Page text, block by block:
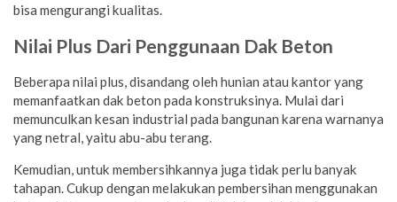
bisa mengurangi kualitas.
Nilai Plus Dari Penggunaan Dak Beton
Beberapa nilai plus, disandang oleh hunian atau kantor yang
memanfaatkan dak beton pada konstruksinya. Mulai dari
memunculkan kesan industrial pada bangunan karena warnanya
yang netral, yaitu abu-abu terang.
Kemudian, untuk membersihkannya juga tidak perlu banyak
tahapan. Cukup dengan melakukan pembersihan menggunakan